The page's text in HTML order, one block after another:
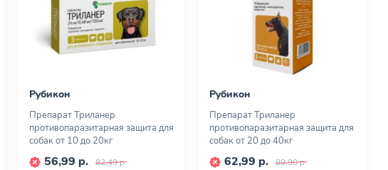
Рубикон
Препарат Триланер
противопаразитарная защита для
собак от 10 до 20кг
56,99 р. 82,49 р.
Рубикон
Препарат Триланер
противопаразитарная защита для
собак от 20 до 40кг
62,99 р. 89,90 р.